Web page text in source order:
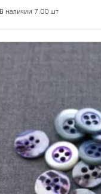
В наличии 7.00 шт